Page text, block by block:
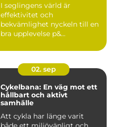
I seglingens värld är
effektivitet och
bekvämlighet nyckeln till en
bra upplevelse p&...
02. sep
Cykelbana: En väg mot ett
hållbart och aktivt
samhälle
Att cykla har länge varit